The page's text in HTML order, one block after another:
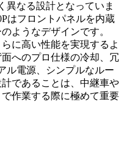
異なる設計となっていま
はフロントパネルを内蔵
ようなデザインです。
らに高い性能を実現するよ
へのプロ仕様の冷却、冗
ル電源、シンプルなルー
であることは、中継車や
作業する際に極めて重要